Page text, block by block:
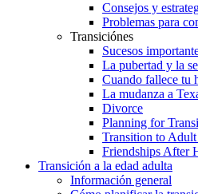
Consejos y
Problemas para
Transiciónes
Sucesos
La pubertad y la
Cuando fallece tu
La mudanza a
Divorce
Planning for
Transition to
Friendships After
Transición a la edad adulta
Información general